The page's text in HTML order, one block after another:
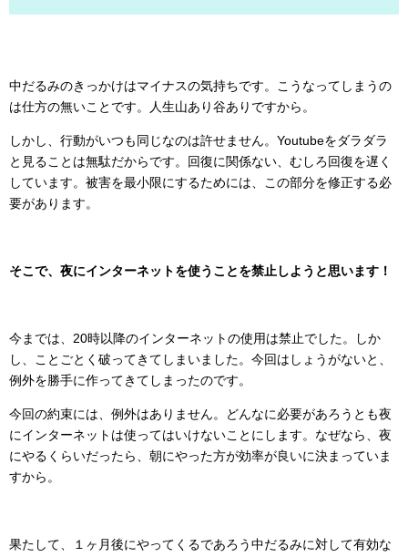
中だるみのきっかけはマイナスの気持ちです。こうなってしまうの
は仕方の無いことです。人生山あり谷ありですから。
しかし、行動がいつも同じなのは許せません。Youtubeをダラダラ
と見ることは無駄だからです。回復に関係ない、むしろ回復を遅く
しています。被害を最小限にするためには、この部分を修正する必
要があります。
そこで、夜にインターネットを使うことを禁止しようと思います！
今までは、20時以降のインターネットの使用は禁止でした。しか
し、ことごとく破ってきてしまいました。今回はしょうがないと、
例外を勝手に作ってきてしまったのです。
今回の約束には、例外はありません。どんなに必要があろうとも夜
にインターネットは使ってはいけないことにします。なぜなら、夜
にやるくらいだったら、朝にやった方が効率が良いに決まっていま
すから。
果たして、１ヶ月後にやってくるであろう中だるみに対して有効な